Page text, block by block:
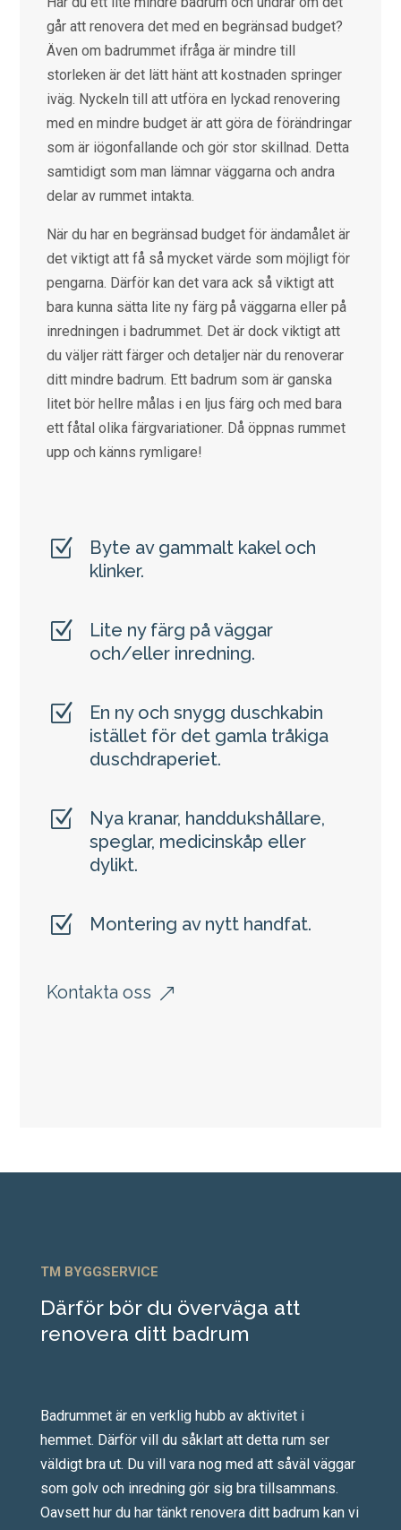
går att renovera det med en begränsad budget?
Även om badrummet ifråga är mindre till
storleken är det lätt hänt att kostnaden springer
iväg. Nyckeln till att utföra en lyckad renovering
med en mindre budget är att göra de förändringar
som är iögonfallande och gör stor skillnad. Detta
samtidigt som man lämnar väggarna och andra
delar av rummet intakta.
När du har en begränsad budget för ändamålet är
det viktigt att få så mycket värde som möjligt för
pengarna. Därför kan det vara ack så viktigt att
bara kunna sätta lite ny färg på väggarna eller på
inredningen i badrummet. Det är dock viktigt att
du väljer rätt färger och detaljer när du renoverar
ditt mindre badrum. Ett badrum som är ganska
litet bör hellre målas i en ljus färg och med bara
ett fåtal olika färgvariationer. Då öppnas rummet
upp och känns rymligare!
Z
Byte av gammalt kakel och
klinker.
Z
Lite ny färg på väggar
och/eller inredning.
Z
En ny och snygg duschkabin
istället för det gamla tråkiga
duschdraperiet.
Z
Nya kranar, handdukshållare,
speglar, medicinskåp eller
dylikt.
Z Montering av nytt handfat.
Kontakta oss &
TM BYGGSERVICE
Därför bör du överväga att
renovera ditt badrum
Badrummet är en verklig hubb av aktivitet i
hemmet. Därför vill du såklart att detta rum ser
väldigt bra ut. Du vill vara nog med att såväl väggar
som golv och inredning gör sig bra tillsammans.
Oavsett hur du har tänkt renovera ditt badrum kan vi